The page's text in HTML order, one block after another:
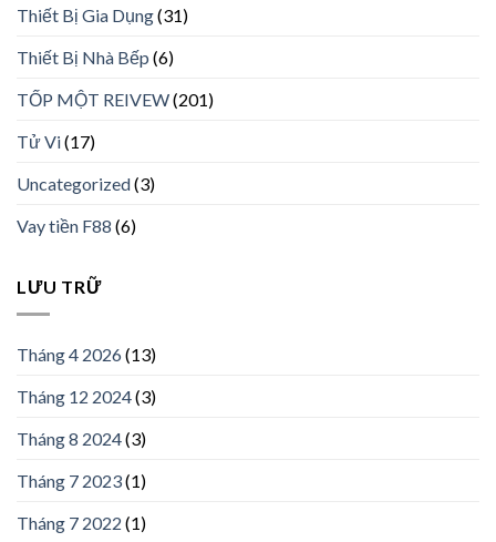
Thiết Bị Gia Dụng(31)
Thiết Bị Nhà Bếp (6)
TỐP MỘT REIVEW(201)
Tử Vi(17)
Uncategorized(3)
Vay tiền F88 (6)
LƯU TRỮ
Tháng 4 2026(13)
Tháng 12 2024(3)
Tháng 8 2024(3)
Tháng 7 2023(1)
Tháng 7 2022 (1)